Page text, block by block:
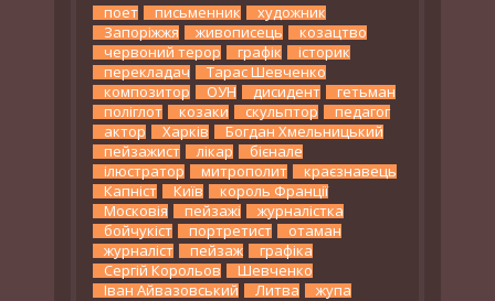
поет письменник
художник
Запоріжжя
живописець
козацтво
червоний терор
графік
історик
перекладач
Тарас Шевченко
композитор
ОУН дисидент
гетьман
поліглот
козаки скульптор
педагог
актор
Харків
Богдан Хмельницький
пейзажист
лікар
бієнале
ілюстратор
митрополит
краєзнавець
Капніст
Київ
король Франції
Московія
пейзажі
журналістка
бойчукіст
портретист
отаман
журналіст
пейзаж
графіка
Сергій Корольов
Шевченко
Іван Айвазовський
Литва жупа